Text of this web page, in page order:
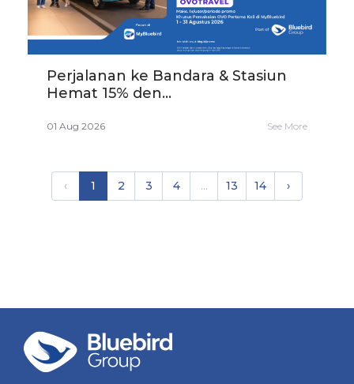
Perjalanan ke Bandara & Stasiun
Hemat 15% den...
01 Aug 2026 See More
‹ 1 2 3 4 ... 13 14 ›